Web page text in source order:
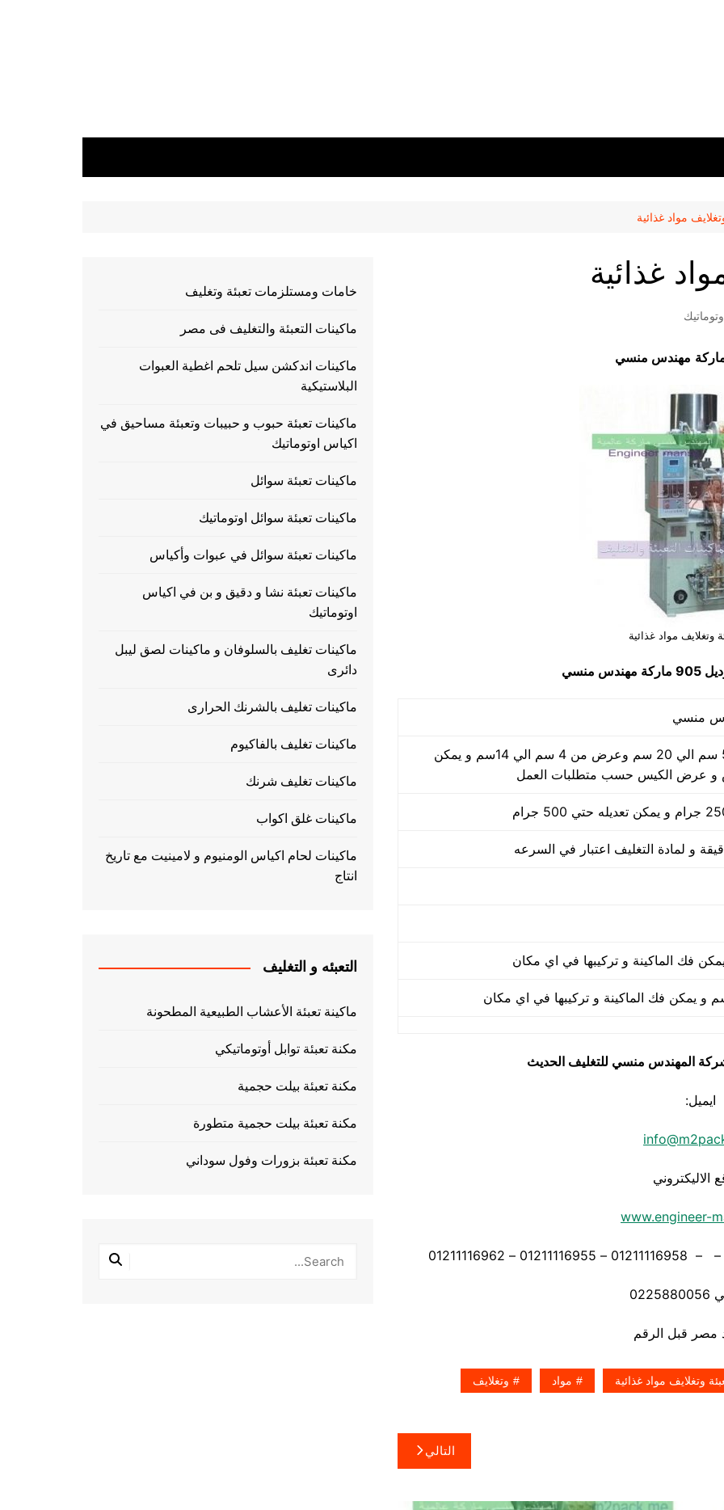
مواد غذائية
غذائية
مهندس منسي
وتغلايف مواد غذائية
مهندس منسي
طول الكيس من 5 سم الي 20 سم وعرض من 4 سم الي 14سم و يمكن
و عرض الكيس حسب متطلبات العمل
شركة المهندس منسي للتغليف الحديث
ايميل:
الاليكتروني
www.engineer-
وتغلايف مواد غذائية مواد وتغلايف
التالي
خامات ومستلزمات تعبئة وتغليف
ماكينات التعبئة والتغليف فى مصر
ماكينات اندكشن سيل تلحم اغطية العبوات
البلاستيكية
ماكينات تعبئة حبوب و حبيبات وتعبئة مساحيق في
اكياس اوتوماتيك
ماكينات تعبئة سوائل
ماكينات تعبئة سوائل اوتوماتيك
ماكينات تعبئة سوائل في عبوات وأكياس
ماكينات تعبئة نشا و دقيق و بن في اكياس
اوتوماتيك
ماكينات تغليف بالسلوفان و ماكينات لصق ليبل
دائرى
ماكينات تغليف بالشرنك الحرارى
ماكينات تغليف بالفاكيوم
ماكينات تغليف شرنك
ماكينات غلق اكواب
ماكينات لحام اكياس الومنيوم و لامينيت مع تاريخ
انتاج
التعبئه و التغليف
ماكينة تعبئة الأعشاب الطبيعية المطحونة
مكنة تعبئة توابل أوتوماتيكي
مكنة تعبئة بيلت حجمية
مكنة تعبئة بيلت حجمية متطورة
مكنة تعبئة بزورات وفول سوداني